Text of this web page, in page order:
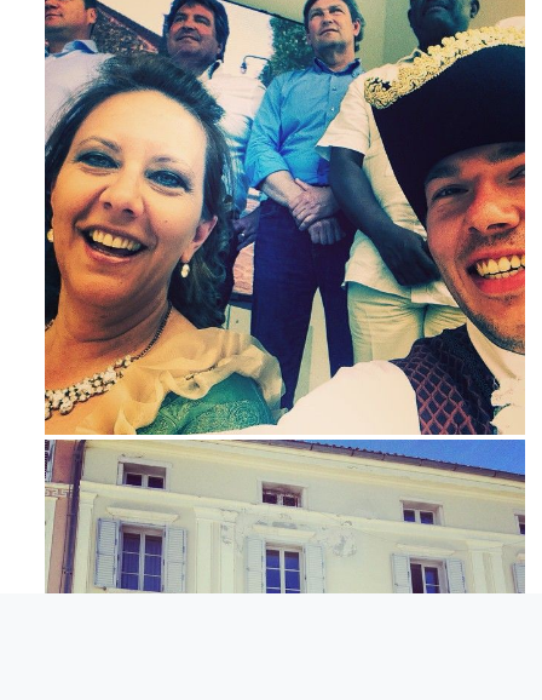
Mag 23